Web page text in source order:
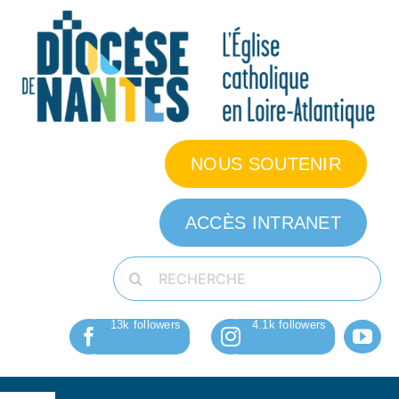
NOUS SOUTENIR
ACCÈS INTRANET
Rechercher: